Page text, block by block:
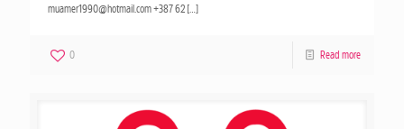
muamer1990@hotmail.com +387 62 […]
0 Read more